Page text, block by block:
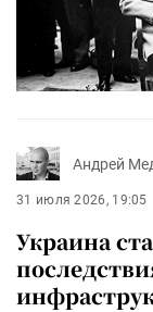
Андрей
31 июля 2026, 19:05
Украина